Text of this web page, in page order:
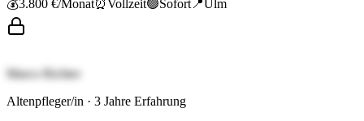
💰3.800 €/Monat⏰Vollzeit🟢Sofort 📍Ulm
Marco Richter
Altenpfleger/in · 3 Jahre Erfahrung